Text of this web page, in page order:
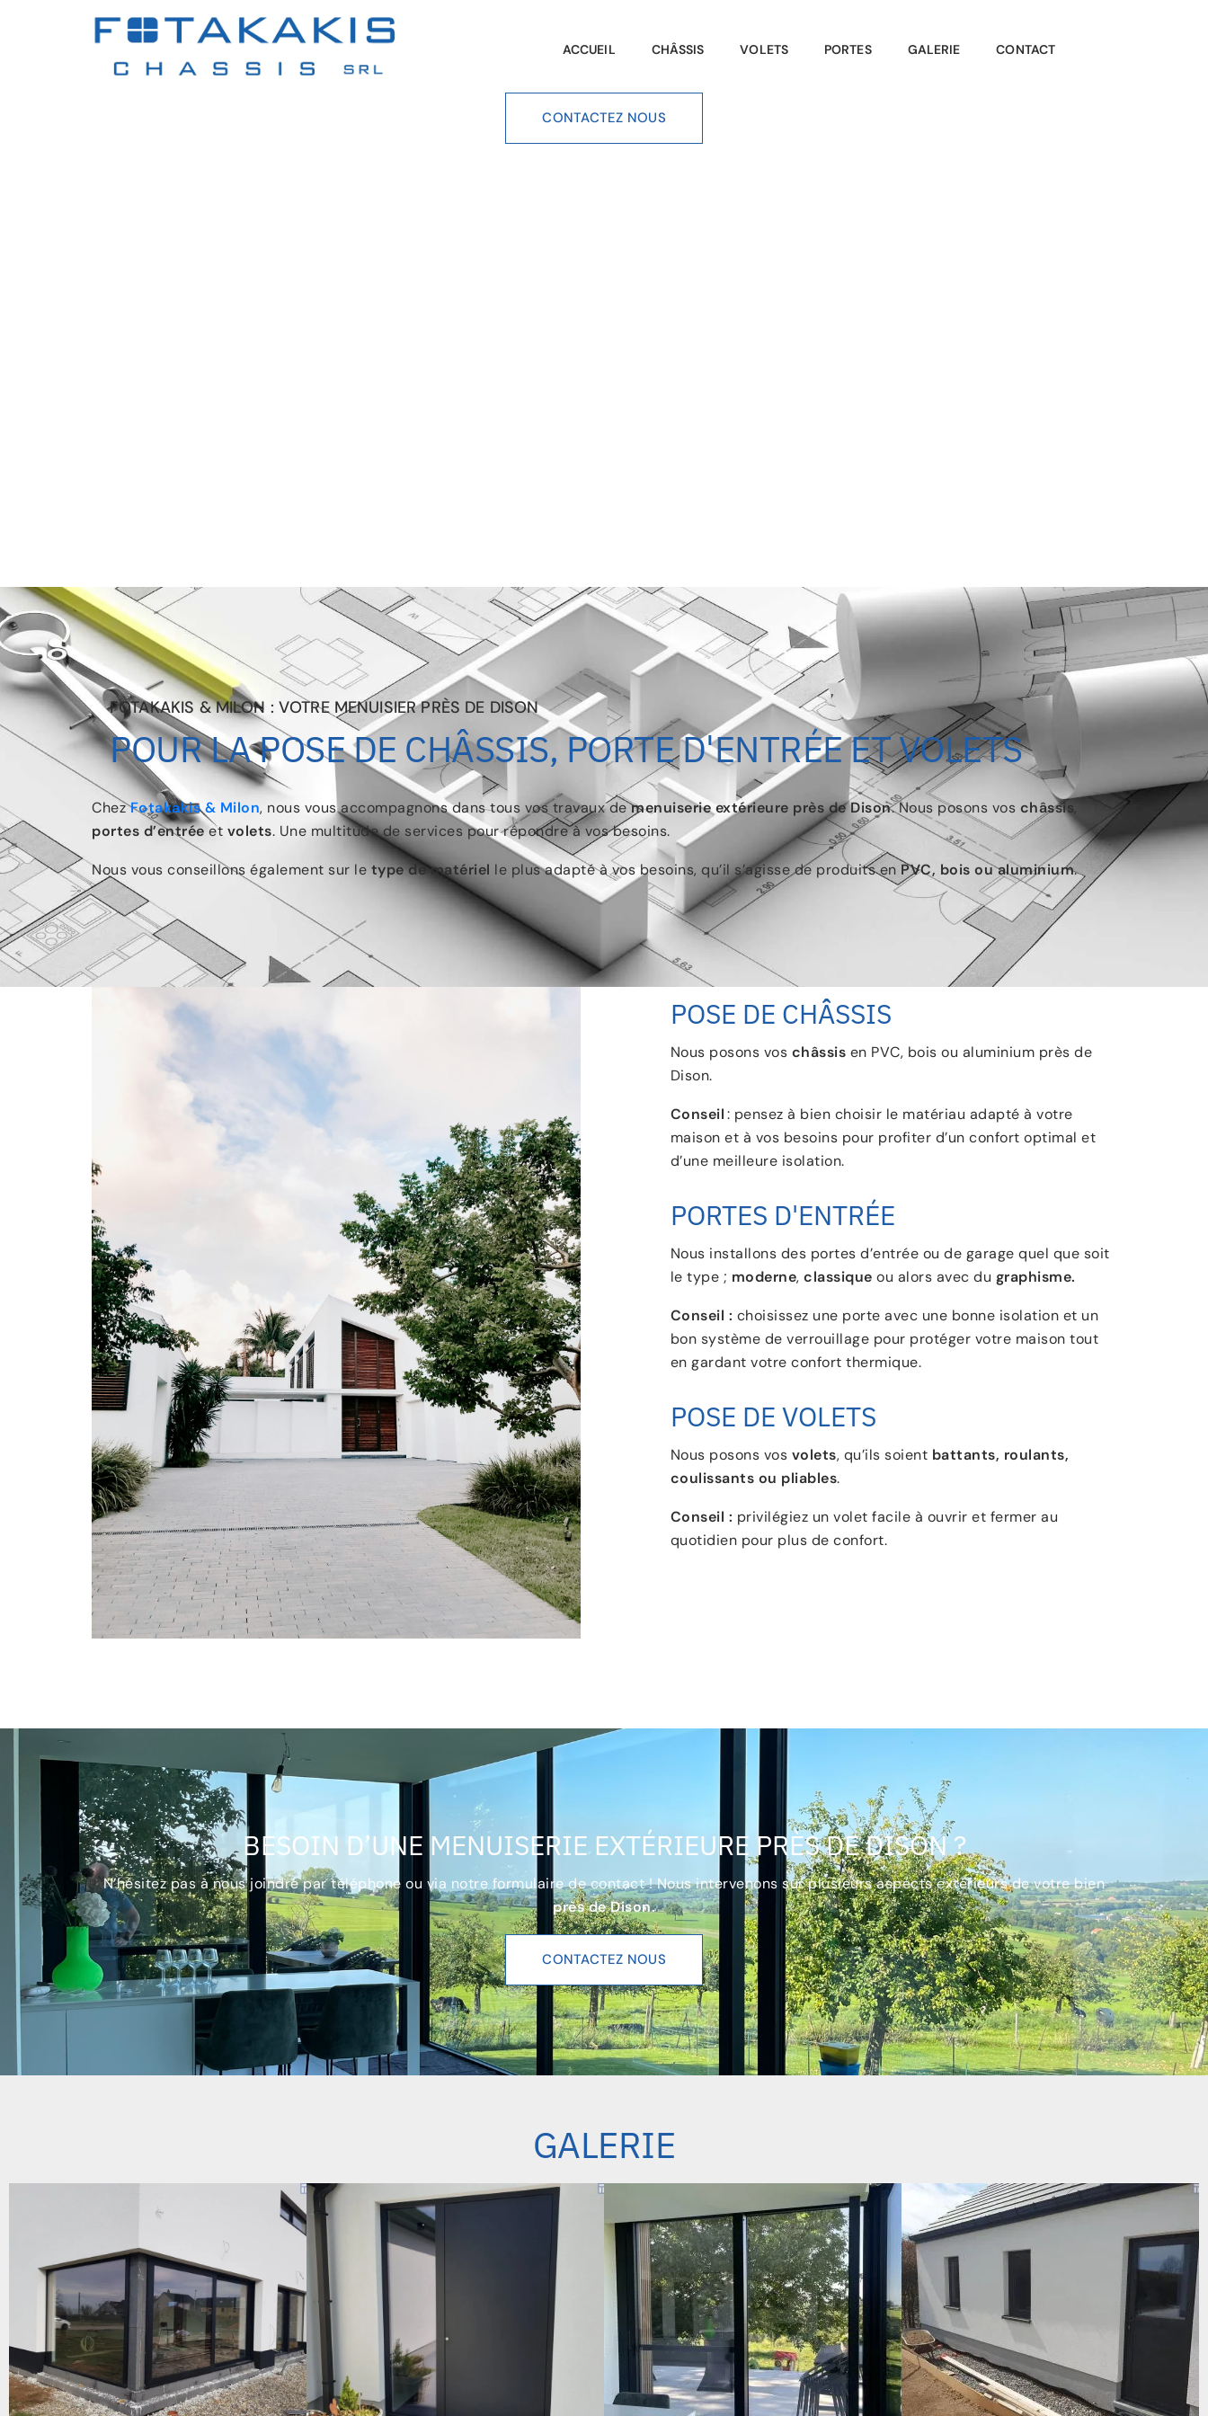
ACCUEIL CHÂSSIS VOLETS PORTES GALERIE CONTACT
CONTACTEZ NOUS
FOTAKAKIS & MILON : VOTRE MENUISIER PRÈS DE DISON
POUR LA POSE DE CHÂSSIS, PORTE D'ENTRÉE ET VOLETS
ChezFotakakis & Milon, nous vous accompagnons dans tous vos travaux demenuiserie extérieure près de Dison. Nous posons vos châssis,
portes d’entrée et volets. Une multitude de services pour répondre à vos besoins.
Nous vous conseillons également sur le type de matériel le plus adapté à vos besoins, qu’il s’agisse de produits en PVC, bois ou aluminium.
POSE DE CHÂSSIS
Nous posons vos châssis en PVC, bois ou aluminium près de
Dison.
Conseil: pensez à bien choisir le matériau adapté à votre
maison et à vos besoins pour profiter d’un confort optimal et
d’une meilleure isolation.
PORTES D'ENTRÉE
Nous installons des portes d’entrée ou de garage quel que soit
le type ; moderne,classique ou alors avec du graphisme.
Conseil : choisissez une porte avec une bonne isolation et un
bon système de verrouillage pour protéger votre maison tout
en gardant votre confort thermique.
POSE DE VOLETS
Nous posons vos volets, qu’ils soient battants, roulants,
coulissants ou pliables.
Conseil : privilégiez un volet facile à ouvrir et fermer au
quotidien pour plus de confort.
BESOIN D’UNE MENUISERIE EXTÉRIEURE PRÈS DE DISON ?
N’hésitez pas à nous joindre par téléphone ou via notre formulaire de contact ! Nous intervenons sur plusieurs aspects extérieurs de votre bien
près de Dison.
CONTACTEZ NOUS
GALERIE